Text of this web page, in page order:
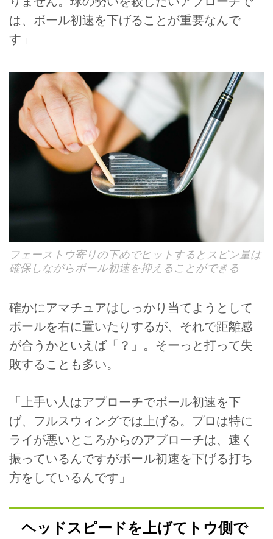
は、ボール初速を下げることが重要なんで
す」
フェーストウ寄りの下めでヒットするとスピン量は
確保しながらボール初速を抑えることができる
確かにアマチュアはしっかり当てようとして
ボールを右に置いたりするが、それで距離感
が合うかといえば「？」。そーっと打って失
敗することも多い。
「上手い人はアプローチでボール初速を下
げ、フルスウィングでは上げる。プロは特に
ライが悪いところからのアプローチは、速く
振っているんですがボール初速を下げる打ち
方をしているんです」
ヘッドスピードを上げてトウ側で